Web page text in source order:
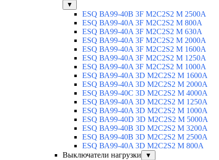
▼
ESQ ВА99-40B 3F M2C2S2 M 2500A
ESQ ВА99-40A 3F M2C2S2 М 800A
ESQ ВА99-40A 3F M2C2S2 М 630A
ESQ ВА99-40A 3F M2C2S2 М 2000A
ESQ ВА99-40A 3F M2C2S2 М 1600A
ESQ ВА99-40A 3F M2C2S2 М 1250A
ESQ ВА99-40A 3F M2C2S2 М 1000A
ESQ ВА99-40A 3D M2C2S2 M 1600A
ESQ ВА99-40A 3D M2C2S2 M 2000A
ESQ ВА99-40C 3D M2C2S2 M 4000A
ESQ ВА99-40A 3D M2C2S2 M 1250A
ESQ ВА99-40A 3D M2C2S2 M 1000A
ESQ ВА99-40D 3D M2C2S2 M 5000A
ESQ ВА99-40B 3D M2C2S2 M 3200A
ESQ ВА99-40B 3D M2C2S2 M 2500A
ESQ ВА99-40A 3D M2C2S2 M 800A
Выключатели нагрузки
▼